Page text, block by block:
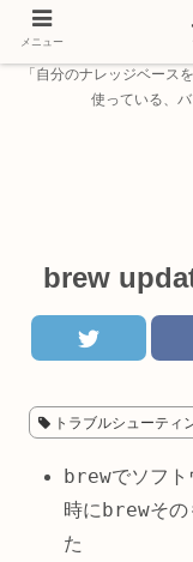
「自分のナレッジベース
使っている、
brew
トラブルシューティ
brewでソフ
時に brewその
た
メニュー